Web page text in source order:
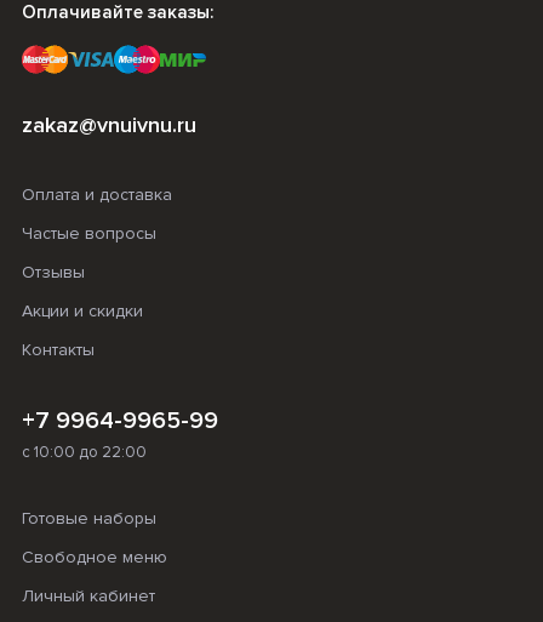
Оплачивайте заказы:
zakaz@vnuivnu.ru
Оплата и доставка
Частые вопросы
Отзывы
Акции и скидки
Контакты
+7 9964-9965-99
с 10:00 до 22:00
Готовые наборы
Свободное меню
Личный кабинет